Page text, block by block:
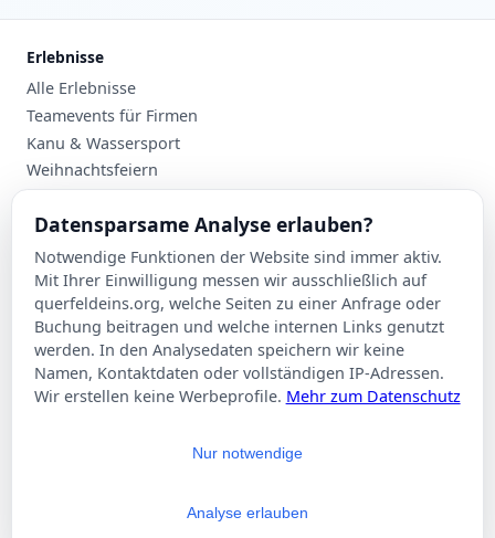
Erlebnisse
Alle Erlebnisse
Teamevents für Firmen
Kanu & Wassersport
Weihnachtsfeiern
Planung
Events nach Stadt
Suche
Kontakt
Über Querfeldeins
Rechtliches
Impressum
Datensparsame Analyse erlauben?
Notwendige Funktionen der Website sind immer aktiv.
Mit Ihrer Einwilligung messen wir ausschließlich auf
querfeldeins.org, welche Seiten zu einer Anfrage oder
Buchung beitragen und welche internen Links genutzt
werden. In den Analysedaten speichern wir keine
Namen, Kontaktdaten oder vollständigen IP-Adressen.
Wir erstellen keine Werbeprofile. Mehr zum Datenschutz
Nur notwendige
Analyse erlauben